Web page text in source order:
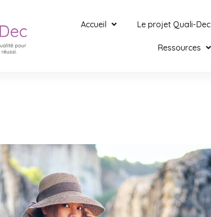
Accueil Le projet Quali-Dec
Ressources